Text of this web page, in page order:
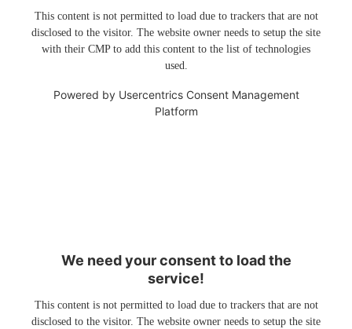
This content is not permitted to load due to trackers that are not
disclosed to the visitor. The website owner needs to setup the site
with their CMP to add this content to the list of technologies
used.
Powered by Usercentrics Consent Management
Platform
We need your consent to load the
service!
This content is not permitted to load due to trackers that are not
disclosed to the visitor. The website owner needs to setup the site